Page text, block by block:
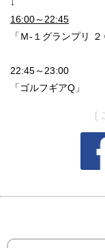
↓
16:00～22:45
「Ｍ-１グランプリ
22:45～23:00
「ゴルフギアQ」
[